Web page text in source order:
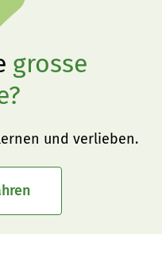
grosse
und verlieben.